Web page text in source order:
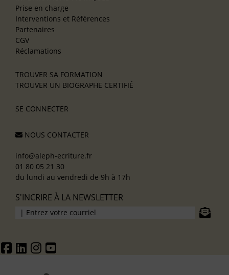
Prise en charge
Interventions et Références
Partenaires
CGV
Réclamations
TROUVER SA FORMATION
TROUVER UN BIOGRAPHE CERTIFIÉ
SE CONNECTER
NOUS CONTACTER
info@aleph-ecriture.fr
01 80 05 21 30
du lundi au vendredi de 9h à 17h
S'INCRIRE À LA NEWSLETTER